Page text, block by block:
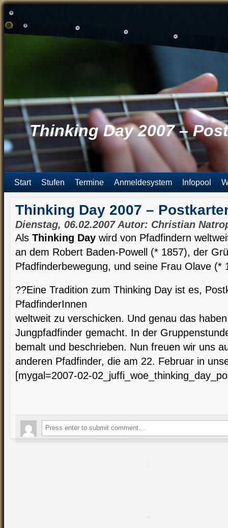
Thinking Day 2007 –
Start Stufen Termine Anmeldesystem Infopool
Thinking Day 2007 –
Dienstag, 06.02.2007 Autor: Christian
Als Thinking Day wird von Pfadfindern
an dem Robert Baden-Powell (* 1857), der
Pfadfinderbewegung, und seine Frau Olave (*
??Eine Tradition zum Thinking Day ist es,
PfadfinderInnen
weltweit zu verschicken. Und genau das
Jungpfadfinder gemacht. In der
bemalt und beschrieben. Nun freuen wir uns
anderen Pfadfinder, die am 22. Februar in
[mygal=2007-02-